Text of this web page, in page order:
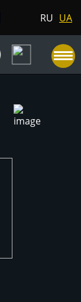
RU UA